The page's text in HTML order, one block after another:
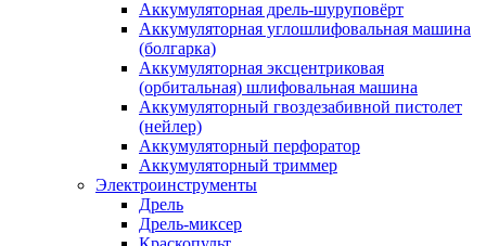
Аккумуляторная дрель-шуруповёрт
Аккумуляторная углошлифовальная машина
(болгарка)
Аккумуляторная эксцентриковая
(орбитальная) шлифовальная машина
Аккумуляторный гвоздезабивной пистолет
(нейлер)
Аккумуляторный перфоратор
Аккумуляторный триммер
Электроинструменты
Дрель
Дрель-миксер